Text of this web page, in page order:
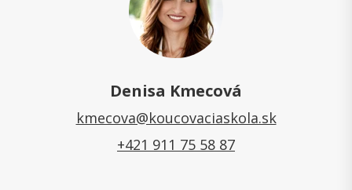
Denisa Kmecová
kmecova@koucovaciaskola.sk
+421 911 75 58 87